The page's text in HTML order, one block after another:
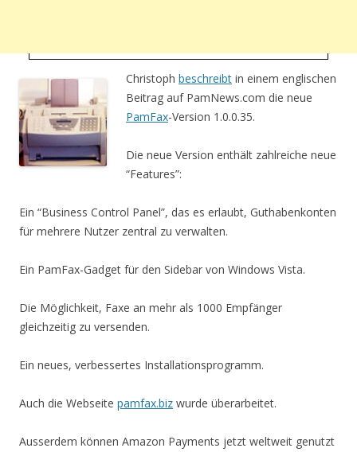
Christoph beschreibt in einem englischen
Beitrag auf PamNews.com die neue
PamFax-Version 1.0.0.35.
Die neue Version enthält zahlreiche neue
“Features”:
Ein “Business Control Panel”, das es erlaubt, Guthabenkonten
für mehrere Nutzer zentral zu verwalten.
Ein PamFax-Gadget für den Sidebar von Windows Vista.
Die Möglichkeit, Faxe an mehr als 1000 Empfänger
gleichzeitig zu versenden.
Ein neues, verbessertes Installationsprogramm.
Auch die Webseite pamfax.biz wurde überarbeitet.
Ausserdem können Amazon Payments jetzt weltweit genutzt